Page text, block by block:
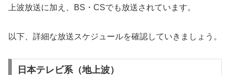
上波放送に加え、BS・CSでも放送されています。
以下、詳細な放送スケジュールを確認していきましょう。
日本テレビ系（地上波）